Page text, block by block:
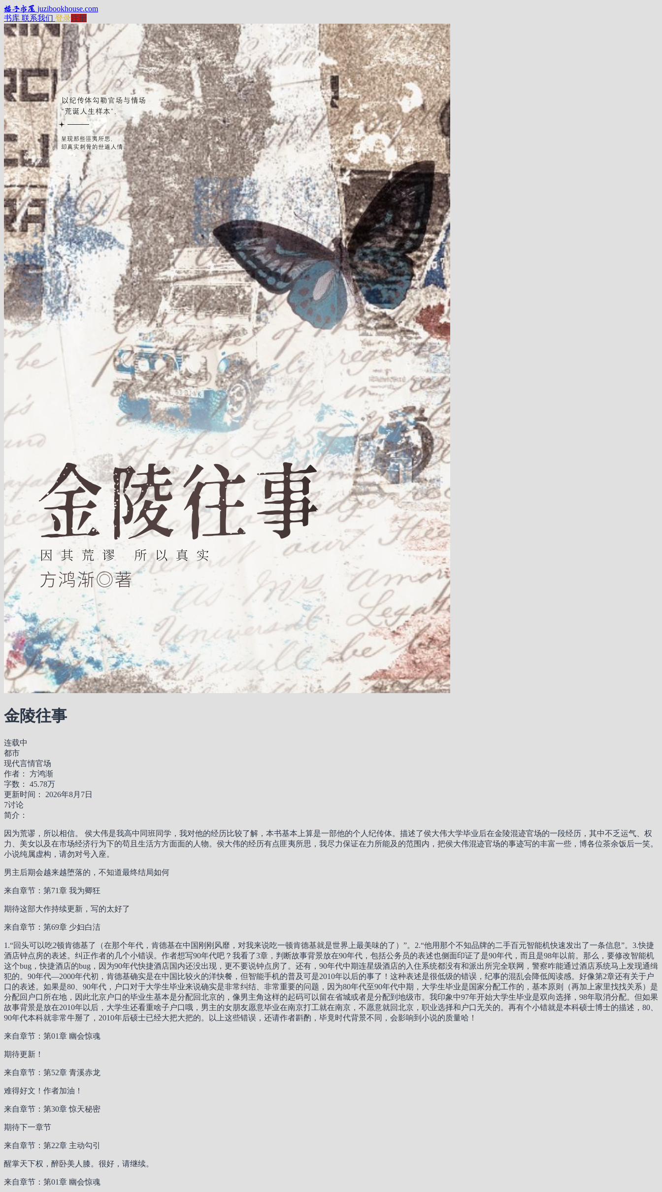
橘子书屋 juzibookhouse.com
书库 联系我们 登录注册
金陵往事
连载中
都市
现代言情官场
作者：
方鸿渐
字数：
45.78万
更新时间：
2026年8月7日
7讨论
简介：
因为荒谬，所以相信。 侯大伟是我高中同班同学，我对他的经历比较了解，本书基本上算是一部他的个人纪传体。描述了侯大伟大学毕业后在金陵混迹官场的一段经历，其中不乏运气、权
力、美女以及在市场经济行为下的苟且生活方方面面的人物。侯大伟的经历有点匪夷所思，我尽力保证在力所能及的范围内，把侯大伟混迹官场的事迹写的丰富一些，博各位茶余饭后一笑。
小说纯属虚构，请勿对号入座。
男主后期会越来越堕落的，不知道最终结局如何
来自章节：第71章 我为卿狂
期待这部大作持续更新，写的太好了
来自章节：第69章 少妇白洁
1.“回头可以吃2顿肯德基了（在那个年代，肯德基在中国刚刚风靡，对我来说吃一顿肯德基就是世界上最美味的了）”。2.“他用那个不知品牌的二手百元智能机快速发出了一条信息”。3.快捷
酒店钟点房的表述。纠正作者的几个小错误。作者想写90年代吧？我看了3章，判断故事背景放在90年代，包括公务员的表述也侧面印证了是90年代，而且是98年以前。那么，要修改智能机
这个bug，快捷酒店的bug，因为90年代快捷酒店国内还没出现，更不要说钟点房了。还有，90年代中期连星级酒店的入住系统都没有和派出所完全联网，警察咋能通过酒店系统马上发现通缉
犯的。90年代—2000年代初，肯德基确实是在中国比较火的洋快餐，但智能手机的普及可是2010年以后的事了！这种表述是很低级的错误，纪事的混乱会降低阅读感。好像第2章还有关于户
口的表述。如果是80、90年代，户口对于大学生毕业来说确实是非常纠结、非常重要的问题，因为80年代至90年代中期，大学生毕业是国家分配工作的，基本原则（再加上家里找找关系）是
分配回户口所在地，因此北京户口的毕业生基本是分配回北京的，像男主角这样的起码可以留在省城或者是分配到地级市。我印象中97年开始大学生毕业是双向选择，98年取消分配。但如果
故事背景是放在2010年以后，大学生还看重啥子户口哦，男主的女朋友愿意毕业在南京打工就在南京，不愿意就回北京，职业选择和户口无关的。再有个小错就是本科硕士博士的描述，80、
90年代本科就非常牛掰了，2010年后硕士已经大把大把的。以上这些错误，还请作者斟酌，毕竟时代背景不同，会影响到小说的质量哈！
来自章节：第01章 幽会惊魂
期待更新！
来自章节：第52章 青溪赤龙
难得好文！作者加油！
来自章节：第30章 惊天秘密
期待下一章节
来自章节：第22章 主动勾引
醒掌天下权，醉卧美人膝。很好，请继续。
来自章节：第01章 幽会惊魂